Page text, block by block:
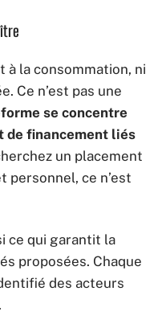
à la consommation, ni
Ce n’est pas une
se concentre
de financement liés
un placement
personnel, ce n’est
ce qui garantit la
proposées. Chaque
des acteurs